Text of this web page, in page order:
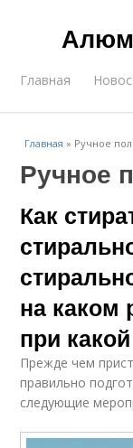
Главная
Главная » Ручное
Ручное
Как
на каком
при
Прежде чем
правильно
следующие